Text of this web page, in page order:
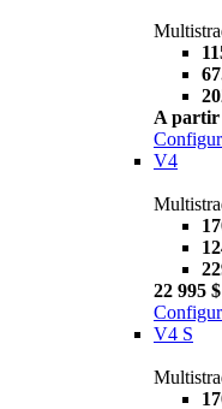
A partir
V4
22 995 $
V4 S